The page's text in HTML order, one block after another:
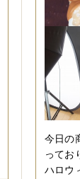
今日の
ってお
ハロウ